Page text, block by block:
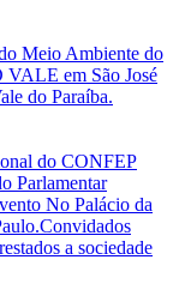
Meio Ambiente do
em São José
do Paraíba.
do CONFEP
Parlamentar
No Palácio da
a sociedade